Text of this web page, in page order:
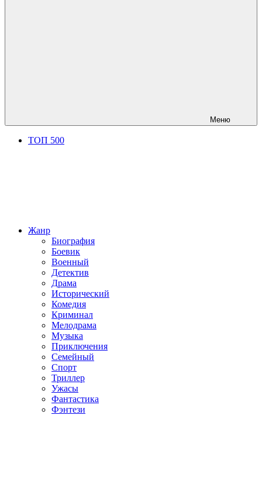
Меню
ТОП 500
Жанр
Биография
Боевик
Военный
Детектив
Драма
Исторический
Комедия
Криминал
Мелодрама
Музыка
Приключения
Семейный
Спорт
Триллер
Ужасы
Фантастика
Фэнтези